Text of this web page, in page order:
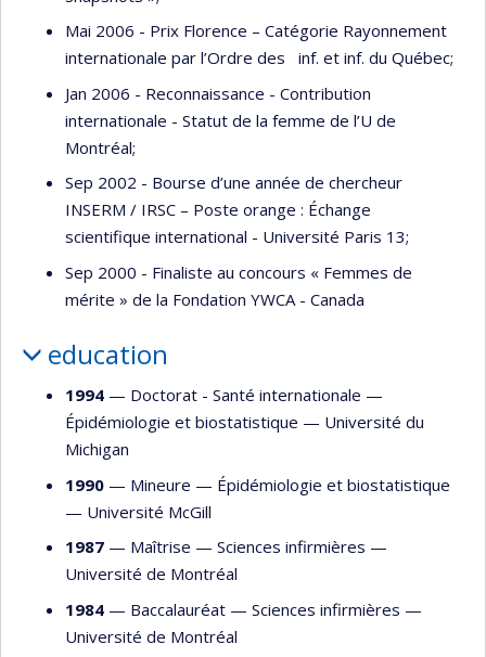
Mai 2006 - Prix Florence – Catégorie Rayonnement
internationale par l’Ordre des inf. et inf. du Québec;
Jan 2006 - Reconnaissance - Contribution
internationale - Statut de la femme de l’U de
Montréal;
Sep 2002 - Bourse d’une année de chercheur
INSERM / IRSC – Poste orange : Échange
scientifique international - Université Paris 13;
Sep 2000 - Finaliste au concours « Femmes de
mérite » de la Fondation YWCA - Canada
education
1994 — Doctorat - Santé internationale —
Épidémiologie et biostatistique — Université du
Michigan
1990 — Mineure — Épidémiologie et biostatistique
— Université McGill
1987 — Maîtrise — Sciences infirmières —
Université de Montréal
1984 — Baccalauréat — Sciences infirmières —
Université de Montréal